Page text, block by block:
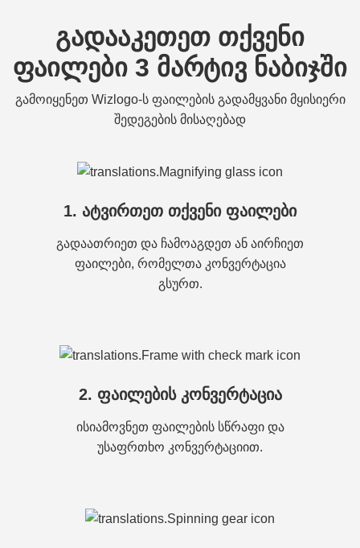
გადააკეთეთ თქვენი
ფაილები 3 მარტივ ნაბიჯში
გამოიყენეთ Wizlogo-ს ფაილების გადამყვანი მყისიერი
შედეგების მისაღებად
1. ატვირთეთ თქვენი ფაილები
გადაათრიეთ და ჩამოაგდეთ ან აირჩიეთ
ფაილები, რომელთა კონვერტაცია
გსურთ.
2. ფაილების კონვერტაცია
ისიამოვნეთ ფაილების სწრაფი და
უსაფრთხო კონვერტაციით.